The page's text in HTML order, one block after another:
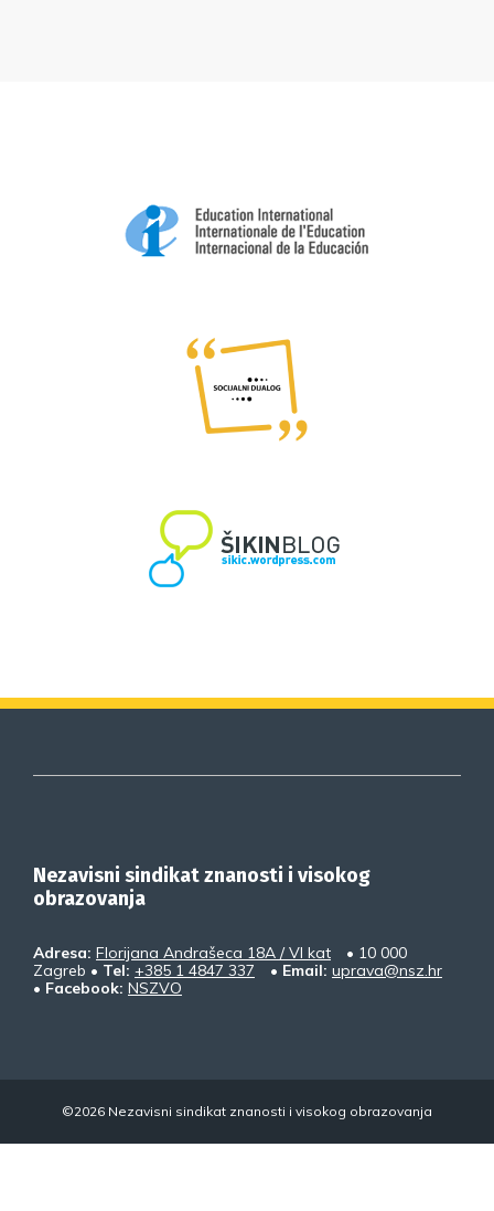
Nezavisni sindikat znanosti i visokog
obrazovanja
Adresa: Florijana Andrašeca 18A / VI kat
• 10 000
Zagreb • Tel: +385 1 4847 337 • Email: uprava@nsz.hr
• Facebook: NSZVO
©2026 Nezavisni sindikat znanosti i visokog obrazovanja